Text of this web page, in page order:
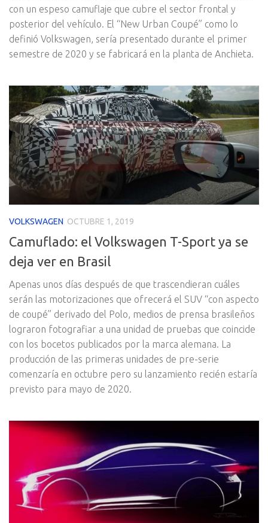
con un espeso camuflaje que cubre el sector frontal y
posterior del vehículo. El “New Urban Coupé” como lo
definió Volkswagen, sería presentado durante el primer
semestre de 2020 y se fabricará en la planta de Anchieta.
VOLKSWAGEN OCTUBRE 1, 2019
Camuflado: el Volkswagen T-Sport ya se
deja ver en Brasil
Apenas unos días después de que trascendieran cuáles
serán las motorizaciones que ofrecerá el SUV “con aspecto
de coupé” derivado del Polo, medios de prensa brasileños
lograron fotografiar a una unidad de pruebas que coincide
con los bocetos publicados por la marca alemana. La
producción de las primeras unidades de pre-serie
comenzaría en octubre pero su lanzamiento recién estaría
previsto para mayo de 2020.